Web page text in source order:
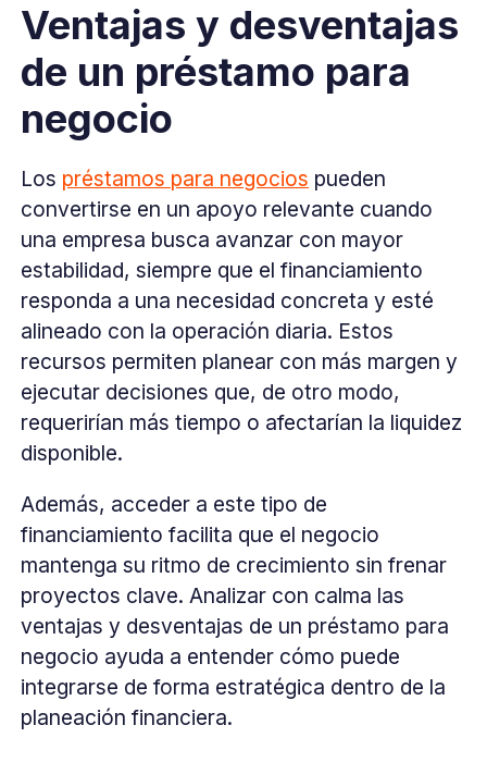
Ventajas y desventajas
de un préstamo para
negocio
Los préstamos para negocios pueden
convertirse en un apoyo relevante cuando
una empresa busca avanzar con mayor
estabilidad, siempre que el financiamiento
responda a una necesidad concreta y esté
alineado con la operación diaria. Estos
recursos permiten planear con más margen y
ejecutar decisiones que, de otro modo,
requerirían más tiempo o afectarían la liquidez
disponible.
Además, acceder a este tipo de
financiamiento facilita que el negocio
mantenga su ritmo de crecimiento sin frenar
proyectos clave. Analizar con calma las
ventajas y desventajas de un préstamo para
negocio ayuda a entender cómo puede
integrarse de forma estratégica dentro de la
planeación financiera.